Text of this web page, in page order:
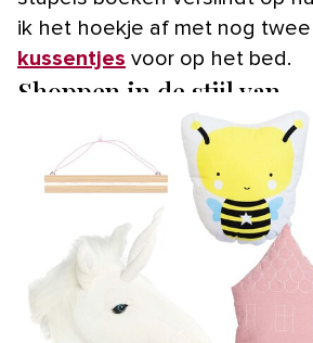
ik het hoekje af met nog
kussentjes voor op het bed.
Shoppen in de stijl van